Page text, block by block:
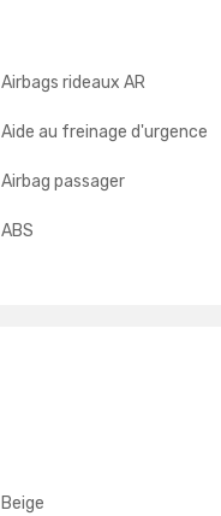
Airbags rideaux AR
Aide au freinage d'urgence
Airbag passager
ABS
Beige